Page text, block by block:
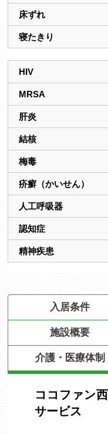
床ずれ
寝たきり
HIV
MRSA
肝炎
結核
梅毒
疥癬（かいせん）
人工呼吸器
認知症
精神疾患
入居条件
施設概要
介護・医療体制
ココファン
サービス